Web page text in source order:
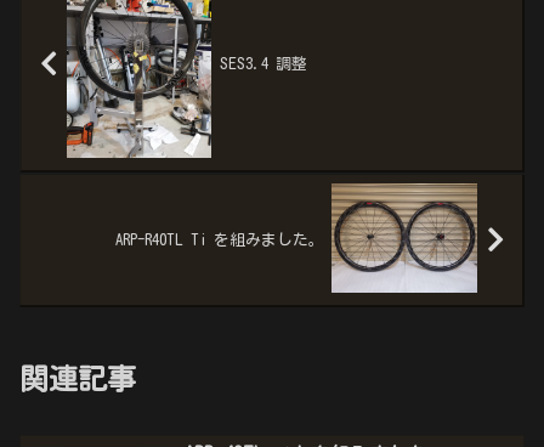
SES3.4 調整
ARP-R40TL Ti を組みました。
関連記事